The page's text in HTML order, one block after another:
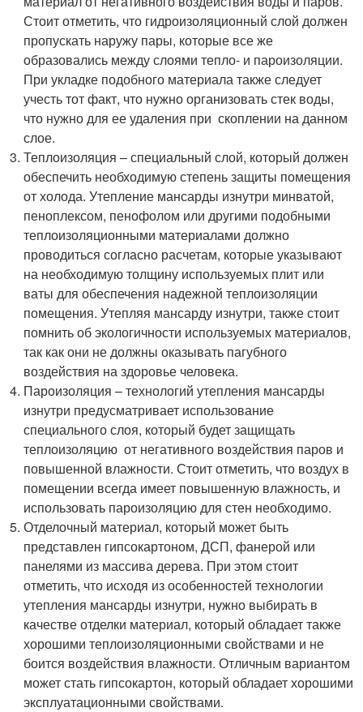
Стоит отметить, что гидроизоляционный слой должен
пропускать наружу пары, которые все же
образовались между слоями тепло- и пароизоляции.
При укладке подобного материала также следует
учесть тот факт, что нужно организовать стек воды,
что нужно для ее удаления при скоплении на данном
слое.
Теплоизоляция – специальный слой, который должен
обеспечить необходимую степень защиты помещения
от холода. Утепление мансарды изнутри минватой,
пеноплексом, пенофолом или другими подобными
теплоизоляционными материалами должно
проводиться согласно расчетам, которые указывают
на необходимую толщину используемых плит или
ваты для обеспечения надежной теплоизоляции
помещения. Утепляя мансарду изнутри, также стоит
помнить об экологичности используемых материалов,
так как они не должны оказывать пагубного
воздействия на здоровье человека.
Пароизоляция – технологий утепления мансарды
изнутри предусматривает использование
специального слоя, который будет защищать
теплоизоляцию от негативного воздействия паров и
повышенной влажности. Стоит отметить, что воздух в
помещении всегда имеет повышенную влажность, и
использовать пароизоляцию для стен необходимо.
Отделочный материал, который может быть
представлен гипсокартоном, ДСП, фанерой или
панелями из массива дерева. При этом стоит
отметить, что исходя из особенностей технологии
утепления мансарды изнутри, нужно выбирать в
качестве отделки материал, который обладает также
хорошими теплоизоляционными свойствами и не
боится воздействия влажности. Отличным вариантом
может стать гипсокартон, который обладает хорошими
эксплуатационными свойствами.